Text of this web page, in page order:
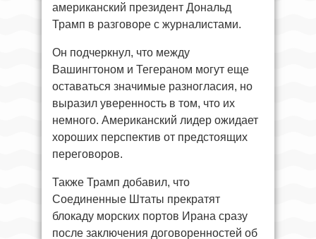
американский президент Дональд
Трамп в разговоре с журналистами.
Он подчеркнул, что между
Вашингтоном и Тегераном могут еще
оставаться значимые разногласия, но
выразил уверенность в том, что их
немного. Американский лидер ожидает
хороших перспектив от предстоящих
переговоров.
Также Трамп добавил, что
Соединенные Штаты прекратят
блокаду морских портов Ирана сразу
после заключения договоренностей об